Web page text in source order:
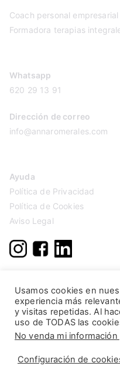
Coach personal empresarial
Formadora terapias
Whatsapp
620 29 13 91
Dirección de correo
info@annaromerales.com
Ayuda
Política de Privacidad
Política de Cookies
Aviso Legal
Usamos cookies en
experiencia más
y visitas repetidas. Al
uso de TODAS las
No venda mi
Configuración de